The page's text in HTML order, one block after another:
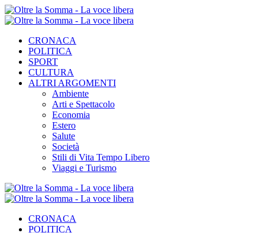
CRONACA
POLITICA
SPORT
CULTURA
ALTRI ARGOMENTI
Ambiente
Arti e Spettacolo
Economia
Estero
Salute
Società
Stili di Vita Tempo Libero
Viaggi e Turismo
CRONACA
POLITICA